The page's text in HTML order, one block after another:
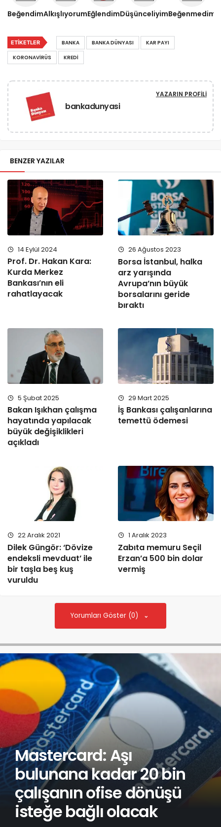
BeğendimAlkışlıyorumEğlendimDüşünceliyimBeğenmedim
ETIKETLER BANKA BANKA DÜNYASI
KAR PAYI
KORONAVIRÜS
KREDI
bankadunyasi
YAZARIN PROFILI
BENZER YAZILAR
14 Eylül 2024
Prof. Dr. Hakan Kara:
Kurda Merkez
Bankası’nın eli
rahatlayacak
26 Ağustos 2023
Borsa İstanbul, halka
arz yarışında
Avrupa’nın büyük
borsalarını geride
bıraktı
5 Şubat 2025
Bakan Işıkhan çalışma
hayatında yapılacak
büyük değişiklikleri
açıkladı
29 Mart 2025
İş Bankası çalışanlarına
temettü ödemesi
22 Aralık 2021
Dilek Güngör: ‘Dövize
endeksli mevduat’ ile
bir taşla beş kuş
vuruldu
1 Aralık 2023
Zabıta memuru Seçil
Erzan’a 500 bin dolar
vermiş
Yorumları Göster (0)
Mastercard: Aşı
bulunana kadar 20 bin
çalışanın ofise dönüşü
isteğe bağlı olacak